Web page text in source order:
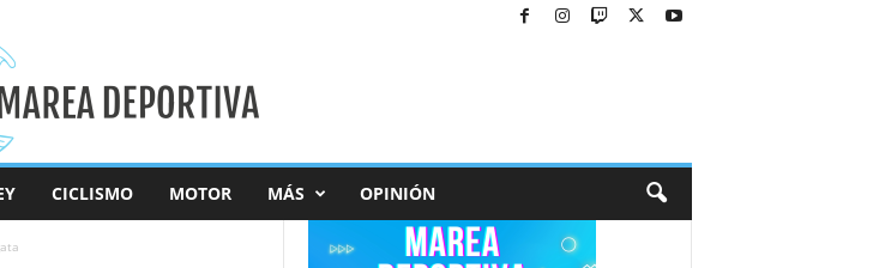
CICLISMO MOTOR MÁS OPINIÓN